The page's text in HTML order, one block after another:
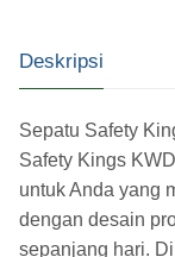
Deskripsi
Sepatu Safety
Safety Kings
untuk Anda yang
dengan desain
sepanjang hari.